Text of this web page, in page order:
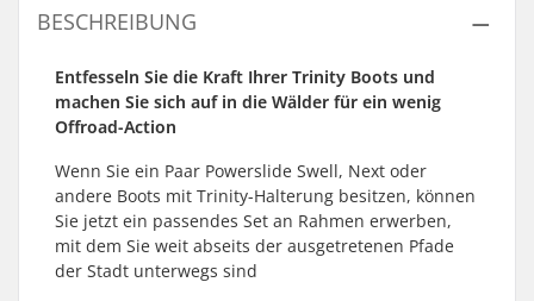
BESCHREIBUNG
Entfesseln Sie die Kraft Ihrer Trinity Boots und
machen Sie sich auf in die Wälder für ein wenig
Offroad-Action
Wenn Sie ein Paar Powerslide Swell, Next oder
andere Boots mit Trinity-Halterung besitzen, können
Sie jetzt ein passendes Set an Rahmen erwerben,
mit dem Sie weit abseits der ausgetretenen Pfade
der Stadt unterwegs sind